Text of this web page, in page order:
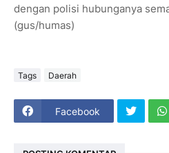
dengan polisi hubunganya
(gus/humas)
Tags Daerah
Facebook